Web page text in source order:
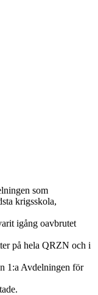
som
krigsskola,
igång oavbrutet
på hela QRZN och i
1:a Avdelningen för